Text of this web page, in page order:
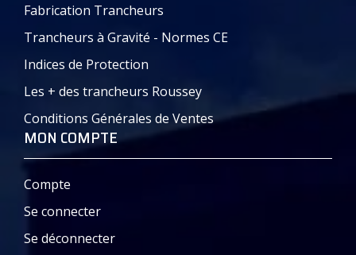
Fabrication Trancheurs
Trancheurs à Gravité - Normes CE
Indices de Protection
Les + des trancheurs Roussey
Conditions Générales de Ventes
MON COMPTE
Compte
Se connecter
Se déconnecter